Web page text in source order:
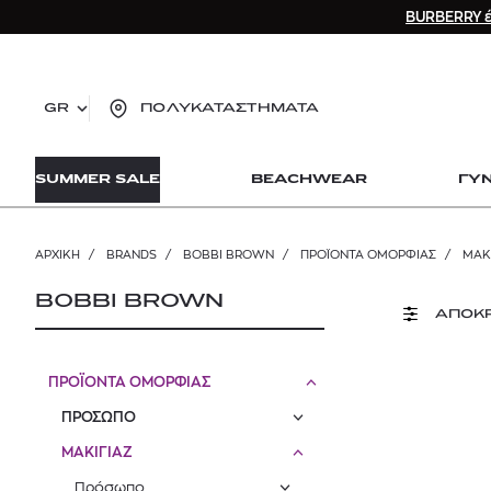
GR ΠΟΛΥΚΑΤΑΣΤΗΜΑΤΑ
SUMMER SALE BEACHWEAR
ΑΡΧΙΚΉ / BRANDS / BOBBI BROWN / ΠΡΟΪΟΝΤΑ ΟΜΟΡΦΙΑΣ /
BOBBI BROWN
ΠΡΟΪΟΝΤΑ ΟΜΟΡΦΙΑΣ
ΠΡΟΣΩΠΟ
ΜΑΚΙΓΙΑΖ
Πρόσωπο